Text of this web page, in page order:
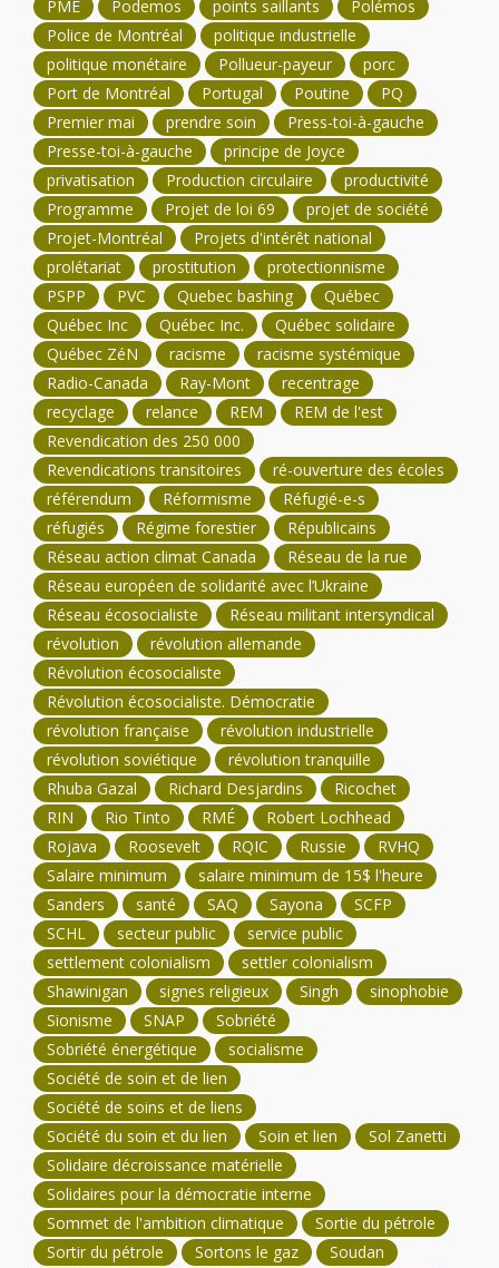
PME
Podemos points saillants
Polémos
Police de Montréal
politique industrielle
politique monétaire
Pollueur-payeur
porc
Port de Montréal
Portugal Poutine
PQ
Premier mai
prendre soin
Press-toi-à-gauche
Presse-toi-à-gauche
principe de Joyce
privatisation
Production circulaire
productivité
Programme
Projet de loi 69
projet de société
Projet-Montréal
Projets d'intérêt national
prolétariat
prostitution
protectionnisme
PSPP
PVC Quebec bashing
Québec
Québec Inc
Québec Inc.
Québec solidaire
Québec ZéN
racisme
racisme systémique
Radio-Canada
Ray-Mont
recentrage
recyclage
relance REM
REM de l'est
Revendication des 250 000
Revendications transitoires
ré-ouverture des écoles
référendum
Réformisme
Réfugié-e-s
réfugiés
Régime forestier
Républicains
Réseau action climat Canada
Réseau de la rue
Réseau européen de solidarité avec l’Ukraine
Réseau écosocialiste
Réseau militant intersyndical
révolution
révolution allemande
Révolution écosocialiste
Révolution écosocialiste. Démocratie
révolution française
révolution industrielle
révolution soviétique
révolution tranquille
Rhuba Gazal
Richard Desjardins
Ricochet
RIN
Rio Tinto RMÉ
Robert Lochhead
Rojava
Roosevelt RQIC Russie
RVHQ
Salaire minimum
salaire minimum de 15$ l'heure
Sanders
santé SAQ Sayona
SCFP
SCHL
secteur public
service public
settlement colonialism
settler colonialism
Shawinigan
signes religieux Singh
sinophobie
Sionisme
SNAP
Sobriété
Sobriété énergétique
socialisme
Société de soin et de lien
Société de soins et de liens
Société du soin et du lien
Soin et lien
Sol Zanetti
Solidaire décroissance matérielle
Solidaires pour la démocratie interne
Sommet de l'ambition climatique
Sortie du pétrole
Sortir du pétrole
Sortons le gaz
Soudan